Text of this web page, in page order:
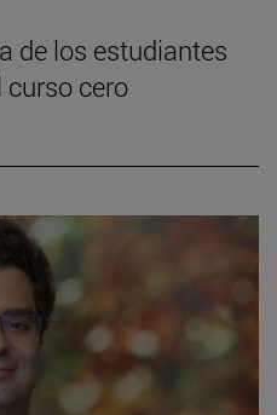
de los estudiantes
curso cero